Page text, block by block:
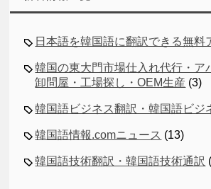
日本語を韓国語に翻訳できる無料
韓国の東大門市場仕入れ代行・ア
卸問屋・工場探し・OEM生産 (3)
韓国語ビジネス翻訳・韓国語ビジ
韓国語情報.comニュース (13)
韓国語技術翻訳・韓国語技術通訳